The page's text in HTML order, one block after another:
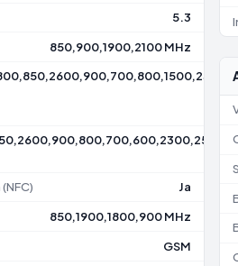
5.3
850,900,1900,2100 MHz
Ja
850,1900,1800,900 MHz
GSM